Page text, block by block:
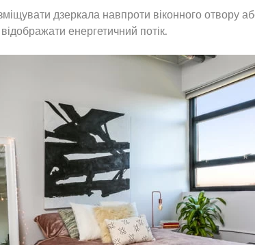
дзеркала навпроти віконного отвору
енергетичний потік.